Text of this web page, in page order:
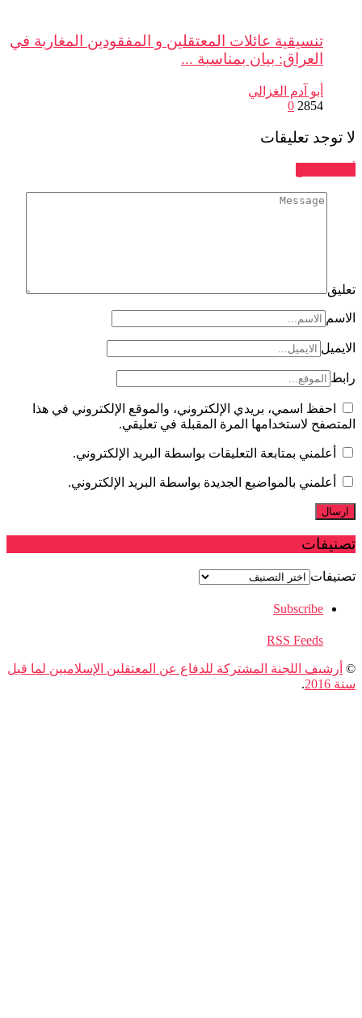
تنسيقية عائلات المعتقلين و المفقودين المغاربة في
العراق: بيان بمناسبة ...
أبو آدم الغزالي
0
تعليقات
اسمي، بريدي الإلكتروني، والموقع الإلكتروني في هذا
لاستخدامها المرة المقبلة في تعليقي.
بمتابعة التعليقات بواسطة البريد الإلكتروني.
بالمواضيع الجديدة بواسطة البريد الإلكتروني.
Subscribe
RSS Feeds
اللجنة المشتركة للدفاع عن المعتقلين الإسلاميين لما قبل
.